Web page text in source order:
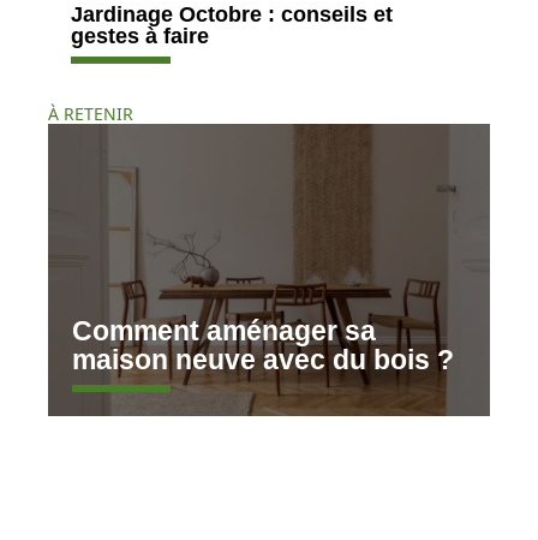
Jardinage Octobre : conseils et
gestes à faire
À RETENIR
Comment aménager sa
maison neuve avec du bois ?